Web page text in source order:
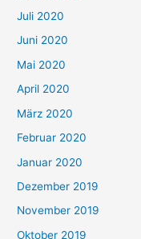
Juli 2020
Juni 2020
Mai 2020
April 2020
März 2020
Februar 2020
Januar 2020
Dezember 2019
November 2019
Oktober 2019